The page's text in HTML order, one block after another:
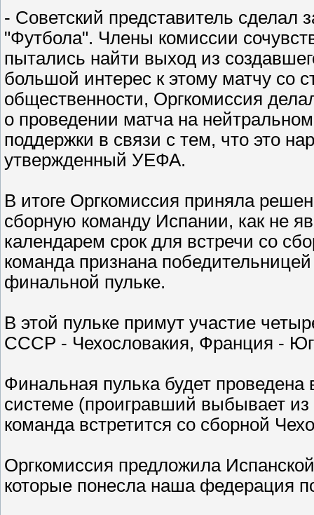
- Советский представитель сделал
"Футбола". Члены комиссии
пытались найти выход из
большой интерес к этому матчу со
общественности, Оргкомиссия
о проведении матча на
поддержки в связи с тем, что это
утвержденный УЕФА.
В итоге Оргкомиссия приняла
сборную команду Испании, как не
календарем срок для встречи со
команда признана
финальной пульке.
В этой пульке примут участие
СССР - Чехословакия, Франция -
Финальная пулька будет
системе (проигравший выбывает
команда встретится со сборной
Оргкомиссия предложила
которые понесла наша федерация